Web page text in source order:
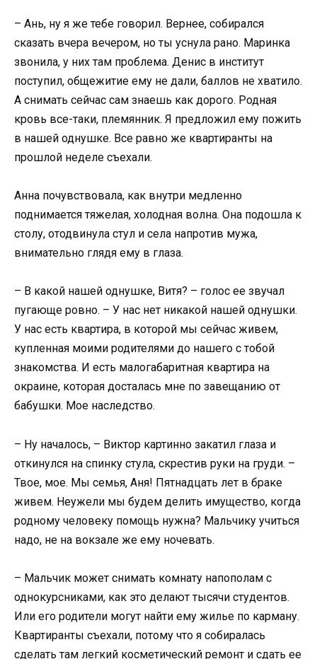
– Ань, ну я же тебе говорил. Вернее, собирался
сказать вчера вечером, но ты уснула рано. Маринка
звонила, у них там проблема. Денис в институт
поступил, общежитие ему не дали, баллов не хватило.
А снимать сейчас сам знаешь как дорого. Родная
кровь все-таки, племянник. Я предложил ему пожить
в нашей однушке. Все равно же квартиранты на
прошлой неделе съехали.
Анна почувствовала, как внутри медленно
поднимается тяжелая, холодная волна. Она подошла к
столу, отодвинула стул и села напротив мужа,
внимательно глядя ему в глаза.
– В какой нашей однушке, Витя? – голос ее звучал
пугающе ровно. – У нас нет никакой нашей однушки.
У нас есть квартира, в которой мы сейчас живем,
купленная моими родителями до нашего с тобой
знакомства. И есть малогабаритная квартира на
окраине, которая досталась мне по завещанию от
бабушки. Мое наследство.
– Ну началось, – Виктор картинно закатил глаза и
откинулся на спинку стула, скрестив руки на груди. –
Твое, мое. Мы семья, Аня! Пятнадцать лет в браке
живем. Неужели мы будем делить имущество, когда
родному человеку помощь нужна? Мальчику учиться
надо, не на вокзале же ему ночевать.
– Мальчик может снимать комнату напополам с
однокурсниками, как это делают тысячи студентов.
Или его родители могут найти ему жилье по карману.
Квартиранты съехали, потому что я собиралась
сделать там легкий косметический ремонт и сдать ее